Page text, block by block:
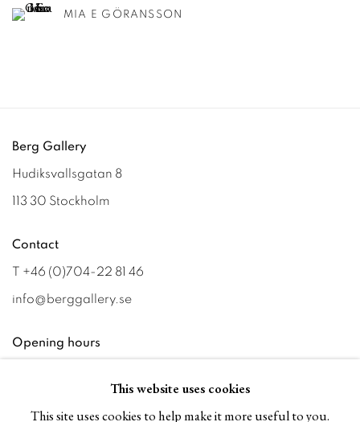
MIA E GÖRANSSON
Berg Gallery
Hudiksvallsgatan 8
113 30 Stockholm
Contact
T +46 (0)704-22 81 46
info@berggallery.se
Opening hours
16.00This website uses cookies
This site uses cookies to help make it more useful to you.